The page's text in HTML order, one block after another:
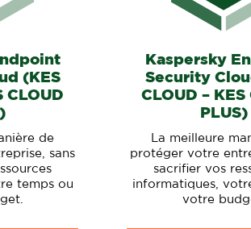
(KES
CLOUD
de
sans
temps ou
Kaspersky
Security
CLOUD – KES
PLUS)
La meilleure
protéger votre
sacrifier vos
informatiques,
votre